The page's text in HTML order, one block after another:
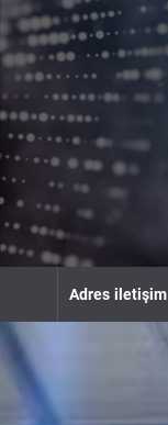
k
t
c
o
n
e
Adres iletişim